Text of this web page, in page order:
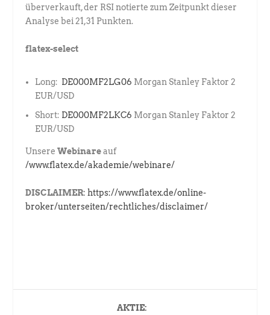
überverkauft, der RSI notierte zum Zeitpunkt dieser
Analyse bei 21,31 Punkten.
flatex-select
Long: DE000MF2LG06 Morgan Stanley Faktor 2
EUR/USD
Short: DE000MF2LKC6 Morgan Stanley Faktor 2
EUR/USD
UnsereWebinareauf
/www.flatex.de/akademie/webinare/
DISCLAIMER: https://www.flatex.de/online-
broker/unterseiten/rechtliches/disclaimer/
AKTIE: